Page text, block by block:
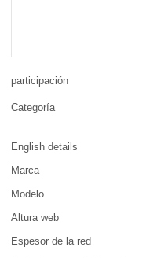
participación
Categoría
English details
Marca
Modelo
Altura web
Espesor de la red